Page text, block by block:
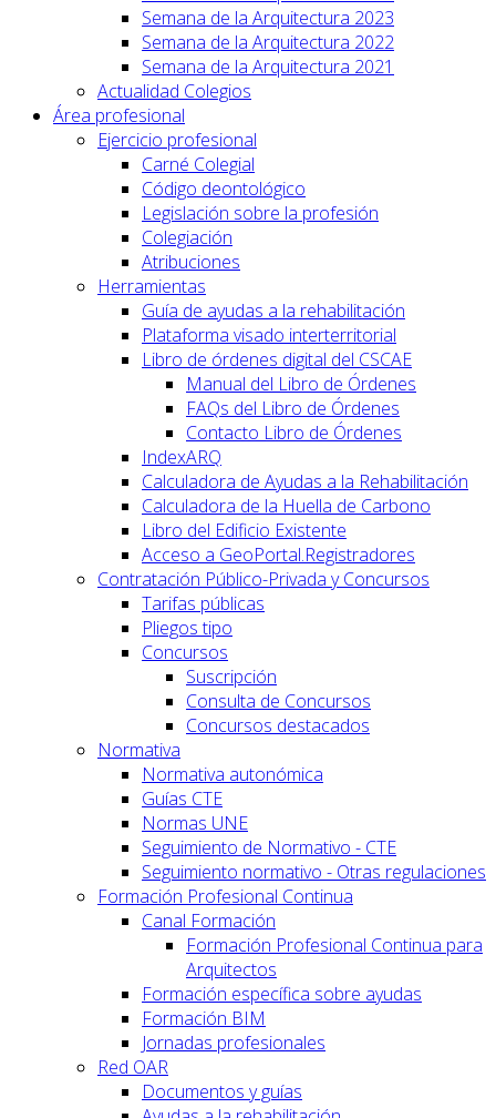
Semana de la Arquitectura 2023
Semana de la Arquitectura 2022
Semana de la Arquitectura 2021
Actualidad Colegios
Área profesional
Ejercicio profesional
Carné Colegial
Código deontológico
Legislación sobre la profesión
Colegiación
Atribuciones
Herramientas
Guía de ayudas a la rehabilitación
Plataforma visado interterritorial
Libro de órdenes digital del CSCAE
Manual del Libro de Órdenes
FAQs del Libro de Órdenes
Contacto Libro de Órdenes
IndexARQ
Calculadora de Ayudas a la Rehabilitación
Calculadora de la Huella de Carbono
Libro del Edificio Existente
Acceso a GeoPortal.Registradores
Contratación Público-Privada y Concursos
Tarifas públicas
Pliegos tipo
Concursos
Suscripción
Consulta de Concursos
Concursos destacados
Normativa
Normativa autonómica
Guías CTE
Normas UNE
Seguimiento de Normativo - CTE
Seguimiento normativo - Otras regulaciones
Formación Profesional Continua
Canal Formación
Formación Profesional Continua para
Arquitectos
Formación específica sobre ayudas
Formación BIM
Jornadas profesionales
Red OAR
Documentos y guías